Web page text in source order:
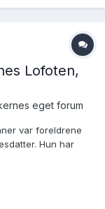
Lofoten,
eget forum
var foreldrene
Hun har
i Nord-